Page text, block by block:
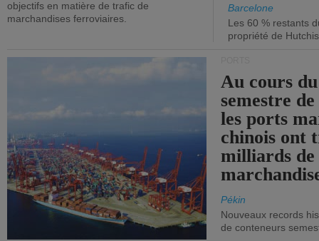
objectifs en matière de trafic de
marchandises ferroviaires.
Barcelone
Les 60 % restants
propriété de
Au cours
semestre
les ports
chinois ont
milliards de
Pékin
Nouveaux records
de conteneurs